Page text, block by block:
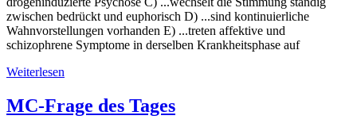
zwischen bedrückt und euphorisch D) ...sind kontinuierliche
Wahnvorstellungen vorhanden E) ...treten affektive und
schizophrene Symptome in derselben Krankheitsphase auf
Weiterlesen
MC-Frage des Tages